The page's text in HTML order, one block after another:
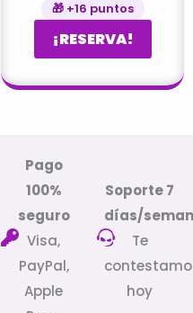
🎁 +16 puntos
¡RESERVA!
Pago
100%
seguro
Visa,
PayPal,
Apple
Soporte 7
días/
Te
hoy